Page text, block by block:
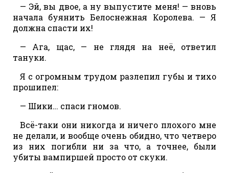
— Эй, вы двое, а ну выпустите меня! — вновь
начала буянить Белоснежная Королева. — Я
должна спасти их!
— Ага, щас, — не глядя на неё, ответил
тануки.
Я с огромным трудом разлепил губы и тихо
прошипел:
— Шики… спаси гномов.
Всё-таки они никогда и ничего плохого мне
не делали, и вообще очень обидно, что четверо
из них погибли ни за что, а точнее, были
убиты вампиршей просто от скуки.